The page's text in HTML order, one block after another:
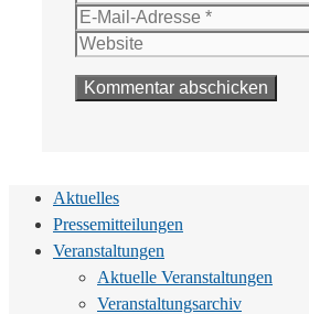
Aktuelles
Pressemitteilungen
Veranstaltungen
Aktuelle Veranstaltungen
Veranstaltungsarchiv